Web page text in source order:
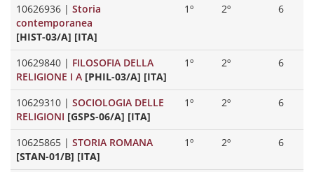
10626936 | Storia
contemporanea
[HIST-03/A] [ITA]
1º 2º 6
10629840 | FILOSOFIA DELLA
RELIGIONE I A [PHIL-03/A] [ITA]
1º 2º 6
10629310 | SOCIOLOGIA DELLE
RELIGIONI [GSPS-06/A] [ITA]
1º 2º 6
10625865 | STORIA ROMANA
[STAN-01/B] [ITA]
1º 2º 6